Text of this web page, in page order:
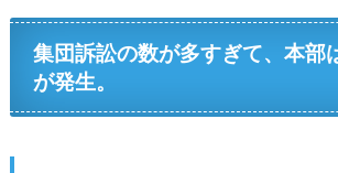
集団訴訟の数が多すぎて、本部
が発生。